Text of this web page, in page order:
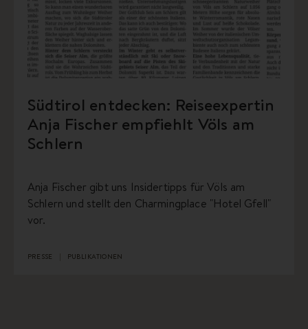
Südtirol entdecken: Reiseexpertin
Anja Fischer empfiehlt Völs am
Schlern
Anja Fischer gibt uns Insidertipps für Völs am
Schlern und stellt den Charmingplace "Hotel Gfell"
vor.
PRESSE PUBLIKATIONEN